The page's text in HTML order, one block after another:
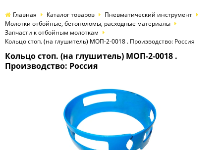
Главная Каталог товаров
Пневматический инструмент
Молотки отбойные, бетоноломы, расходные материалы
Запчасти к отбойным молоткам
Кольцо стоп. (на глушитель) МОП-2-0018 . Производство: Россия
Кольцо стоп. (на глушитель) МОП-2-0018 .
Производство: Россия